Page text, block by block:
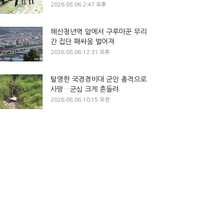
2026.08.06 2:47 오후
혜산청년역 앞에서 구루마꾼 무리
간 집단 패싸움 벌어져
2026.08.06 12:31 오후
탈영한 국경경비대 군인 총격으로
사망…군심 크게 흔들려
2026.08.06 10:15 오전